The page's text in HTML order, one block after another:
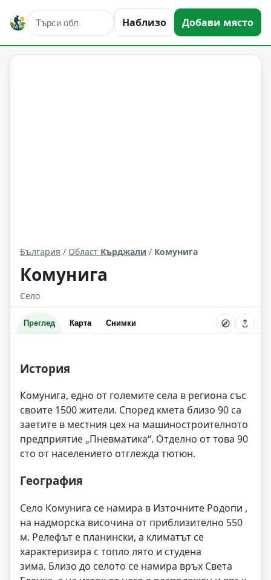
Наблизо Добави място
Комунига Област: Кърджали
България / Област Кърджали / Комунига
Комунига
Село
Преглед Карта Снимки
История
Комунига, едно от големите села в региона със
своите 1500 жители. Според кмета близо 90 са
заетите в местния цех на машиностроителното
предприятие „Пневматика“. Отделно от това 90
сто от населението отглежда тютюн.
География
Село Комунига се намира в Източните Родопи ,
на надморска височина от приблизително 550
м. Релефът е планински, а климатът се
характеризира с топло лято и студена
зима. Близо до селото се намира връх Света